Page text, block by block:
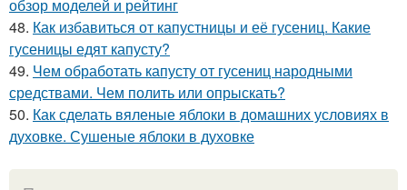
обзор моделей и рейтинг
48. Как избавиться от капустницы и её гусениц. Какие
гусеницы едят капусту?
49. Чем обработать капусту от гусениц народными
средствами. Чем полить или опрыскать?
50. Как сделать вяленые яблоки в домашних условиях в
духовке. Сушеные яблоки в духовке